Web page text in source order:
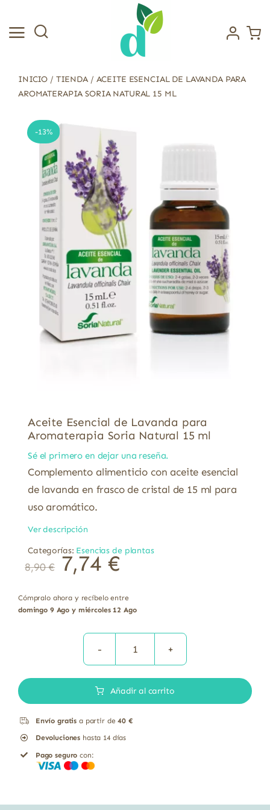
contenido
INICIO / TIENDA/ ACEITE ESENCIAL DE LAVANDA PARA
AROMATERAPIA SORIA NATURAL 15 ML
-13%
Aceite Esencial de Lavanda para
Aromaterapia Soria Natural 15 ml
Sé el primero en dejar una reseña.
Complemento alimenticio con aceite esencial
de lavanda en frasco de cristal de 15 ml para
uso aromático.
Ver descripción
Categorías: Esencias de plantas
8,90€ 7,74 €
Cómpralo ahora y recíbelo entre
domingo 9 Ago y miércoles 12 Ago
Aceite
de
Añadir al carrito
Envío gratis a partir de40 €
Devoluciones hasta 14 días
Pago seguro con: